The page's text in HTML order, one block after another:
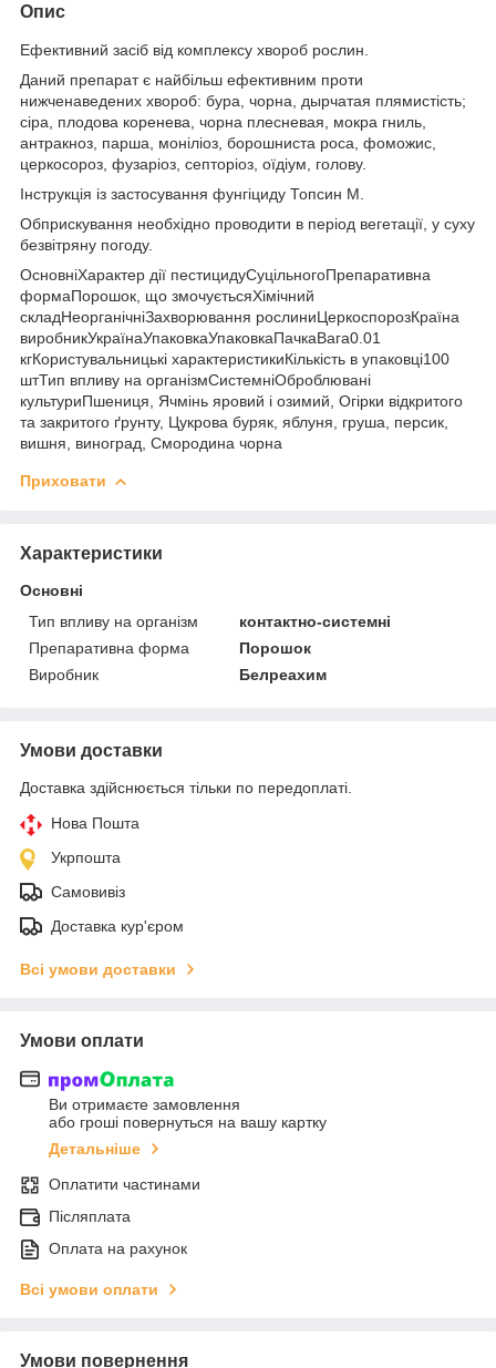
Опис
Ефективний засіб від комплексу хвороб рослин.
Даний препарат є найбільш ефективним проти
нижченаведених хвороб: бура, чорна, дырчатая плямистість;
сіра, плодова коренева, чорна плесневая, мокра гниль,
антракноз, парша, моніліоз, борошниста роса, фоможис,
церкосороз, фузаріоз, септоріоз, оїдіум, голову.
Інструкція із застосування фунгіциду Топсин М.
Обприскування необхідно проводити в період вегетації, у суху
безвітряну погоду.
ОсновніХарактер дії пестицидуСуцільногоПрепаративна
формаПорошок, що змочуєтьсяХімічний
складНеорганічніЗахворювання рослиниЦеркоспорозКраїна
виробникУкраїнаУпаковкаУпаковкаПачкаВага0.01
кгКористувальницькі характеристикиКількість в упаковці100
штТип впливу на організмСистемніОброблювані
культуриПшениця, Ячмінь яровий і озимий, Огірки відкритого
та закритого ґрунту, Цукрова буряк, яблуня, груша, персик,
вишня, виноград, Смородина чорна
Приховати
Характеристики
Основні
Тип впливу на організм
контактно-системні
Препаративна форма
Порошок
Виробник
Белреахим
Умови доставки
Доставка здійснюється тільки по передоплаті.
Нова Пошта
Укрпошта
Самовивіз
Доставка кур'єром
Всі умови доставки
Умови оплати
Ви отримаєте замовлення
або гроші повернуться на вашу картку
Детальніше
Оплатити частинами
Післяплата
Оплата на рахунок
Всі умови оплати
Умови повернення